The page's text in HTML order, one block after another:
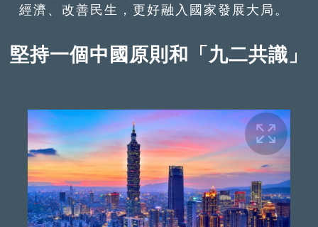
經濟、改善民生，更好融入國家發展大局。
堅持一個中國原則和「九二共識」